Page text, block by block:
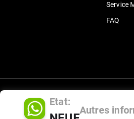
Etat:
Autres
Service
FAQ